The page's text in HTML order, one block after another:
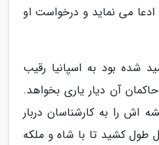
می نماید و درخواست او
شده بود به اسپانیا رقیب
آن دیار یاری بخواهد.
اش را به کارشناسان دربار
طول کشید تا با شاه و ملکه